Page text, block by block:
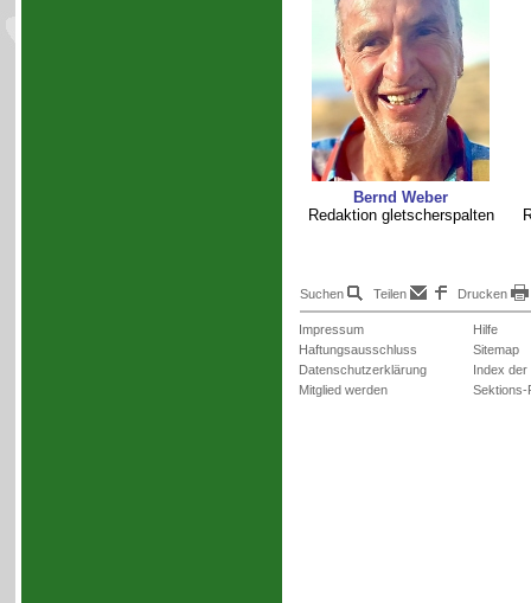
Bernd Weber
Redaktion gletscherspalten
Suchen Teilen Drucken
Impressum
Haftungsausschluss
Datenschutzerklärung
Mitglied werden
Hilfe
Sitemap
Index der
Sektions-